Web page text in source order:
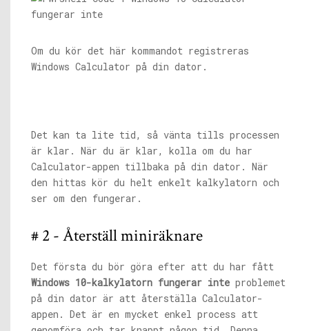
Om du kör det här kommandot registreras
Windows Calculator på din dator.
Det kan ta lite tid, så vänta tills processen
är klar. När du är klar, kolla om du har
Calculator-appen tillbaka på din dator. När
den hittas kör du helt enkelt kalkylatorn och
ser om den fungerar.
# 2 - Återställ miniräknare
Det första du bör göra efter att du har fått
Windows 10-kalkylatorn fungerar inte problemet
på din dator är att återställa Calculator-
appen. Det är en mycket enkel process att